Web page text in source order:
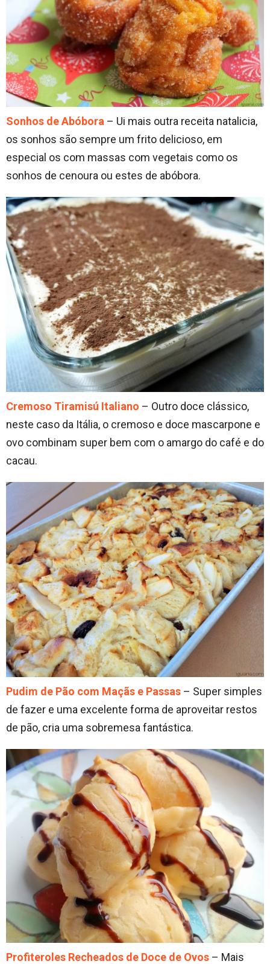
Sonhos de Abóbora – Ui mais outra receita natalicia,
os sonhos são sempre um frito delicioso, em
especial os com massas com vegetais como os
sonhos de cenoura ou estes de abóbora.
Cremoso Tiramisú Italiano – Outro doce clássico,
neste caso da Itália, o cremoso e doce mascarpone e
ovo combinam super bem com o amargo do café e do
cacau.
Pudim de Pão com Maçãs e Passas – Super simples
de fazer e uma excelente forma de aproveitar restos
de pão, cria uma sobremesa fantástica.
Profiteroles Recheados de Doce de Ovos – Mais